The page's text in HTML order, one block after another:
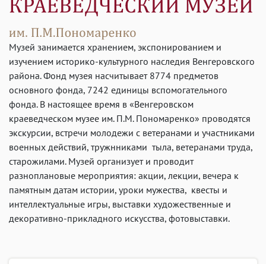
Музей занимается хранением, экспонированием и
изучением историко-культурного наследия Венгеровского
района. Фонд музея насчитывает 8774 предметов
основного фонда, 7242 единицы вспомогательного
фонда. В настоящее время в «Венгеровском
краеведческом музее им. П.М. Пономаренко» проводятся
экскурсии, встречи молодежи с ветеранами и участниками
военных действий, тружнниками тыла, ветеранами труда,
старожилами. Музей организует и проводит
разноплановые мероприятия: акции, лекции, вечера к
памятным датам истории, уроки мужества, квесты и
интеллектуальные игры, выставки художественные и
декоративно-прикладного искусства, фотовыставки.